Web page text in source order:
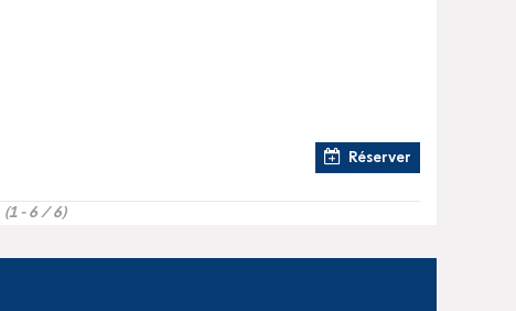
Réserver
(1 - 6 / 6)